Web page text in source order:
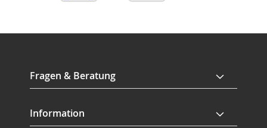
Fragen & Beratung
Information